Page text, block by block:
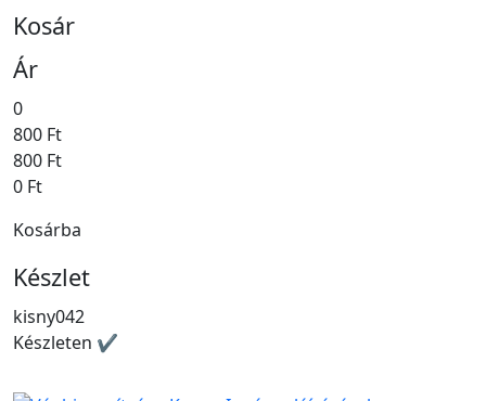
Kosár
Ár
0
800 Ft
800 Ft
0 Ft
Kosárba
Készlet
kisny042
Készleten ✔